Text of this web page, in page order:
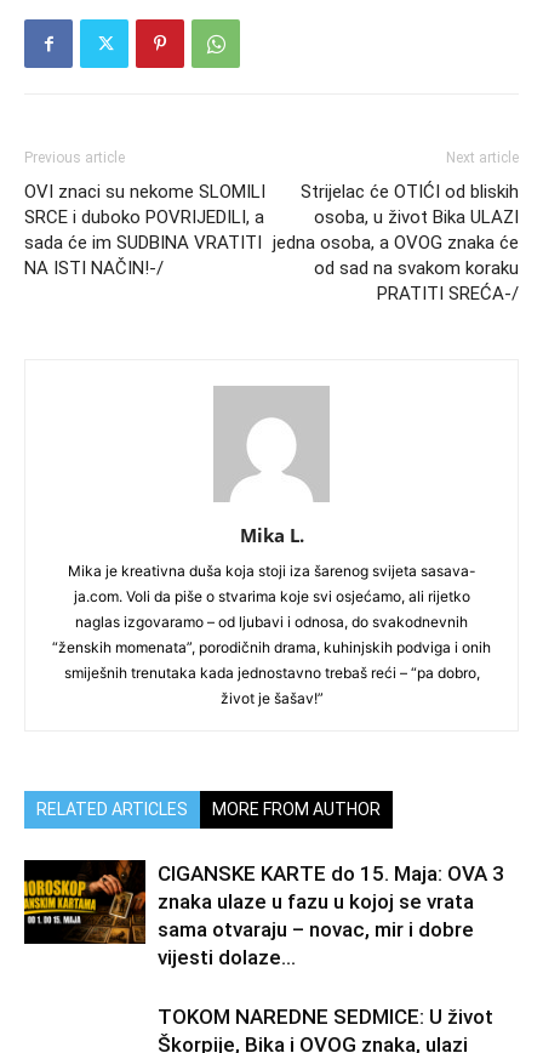
Previous article
OVI znaci su nekome SLOMILI
SRCE i duboko POVRIJEDILI, a
sada će im SUDBINA VRATITI
NA ISTI NAČIN!-/
Next article
Strijelac će OTIĆI od bliskih
osoba, u život Bika ULAZI
jedna osoba, a OVOG znaka će
od sad na svakom koraku
PRATITI SREĆA-/
Mika L.
Mika je kreativna duša koja stoji iza šarenog svijeta sasava-
ja.com. Voli da piše o stvarima koje svi osjećamo, ali rijetko
naglas izgovaramo – od ljubavi i odnosa, do svakodnevnih
“ženskih momenata”, porodičnih drama, kuhinjskih podviga i onih
smiješnih trenutaka kada jednostavno trebaš reći – “pa dobro,
život je šašav!”
RELATED ARTICLES MORE FROM AUTHOR
CIGANSKE KARTE do 15. Maja: OVA 3
znaka ulaze u fazu u kojoj se vrata
sama otvaraju – novac, mir i dobre
vijesti dolaze...
TOKOM NAREDNE SEDMICE: U život
Škorpije, Bika i OVOG znaka, ulazi